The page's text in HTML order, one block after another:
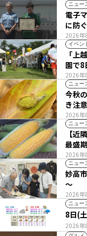
ニュー
2026年
電子
に防
イベン
2026年
「上
園で
ニュー
2026年
今秋のブ
き注
ニュー
2026年
【近
最盛
い列
ニュー
2026年
妙高
～
ニュー
2026年